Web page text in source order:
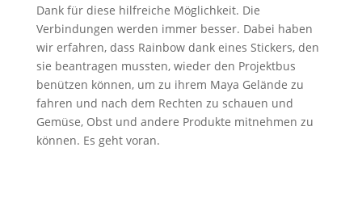
Dank für diese hilfreiche Möglichkeit. Die
Verbindungen werden immer besser. Dabei haben
wir erfahren, dass Rainbow dank eines Stickers, den
sie beantragen mussten, wieder den Projektbus
benützen können, um zu ihrem Maya Gelände zu
fahren und nach dem Rechten zu schauen und
Gemüse, Obst und andere Produkte mitnehmen zu
können. Es geht voran.